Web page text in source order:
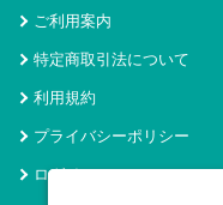
ご利用案内
特定商取引法について
利用規約
プライバシーポリシー
ログイン